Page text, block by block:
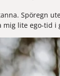
Spöregn
lite ego-tid